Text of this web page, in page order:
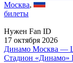
Москва,
билеты
Нужен Fan ID
17 октября 2026
Динамо Москва
Стадион «Динамо»